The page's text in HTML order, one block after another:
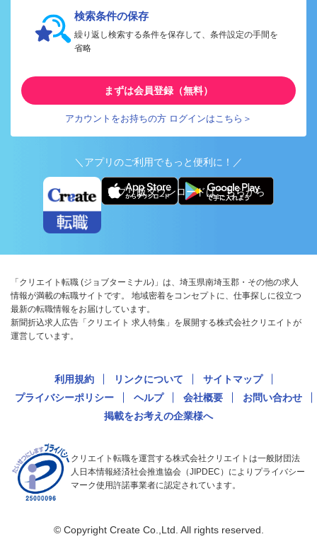
検索条件の保存
繰り返し検索する条件を保存して、条件設定の手間を
省略
まずは会員登録（無料）
アカウントをお持ちの方 ログインはこちら＞
＼アプリのご利用でもっと便利に！／
アプリ版ダウンロードはこちらから
「クリエイト転職 (ジョブターミナル)」は、埼玉県南埼玉郡・その他の求人
情報が満載の転職サイトです。 地域密着をコンセプトに、仕事探しに役立つ
最新の転職情報をお届けしています。
新聞折込求人広告「クリエイト 求人特集」を展開する株式会社クリエイトが
運営しています。
利用規約 リンクについて
サイトマップ
プライバシーポリシー
ヘルプ 会社概要
お問い合わせ
掲載をお考えの企業様へ
クリエイト転職を運営する株式会社クリエイトは一般財団法
人日本情報経済社会推進協会（JIPDEC）によりプライバシー
マーク使用許諾事業者に認定されています。
© Copyright Create Co.,Ltd. All rights reserved.